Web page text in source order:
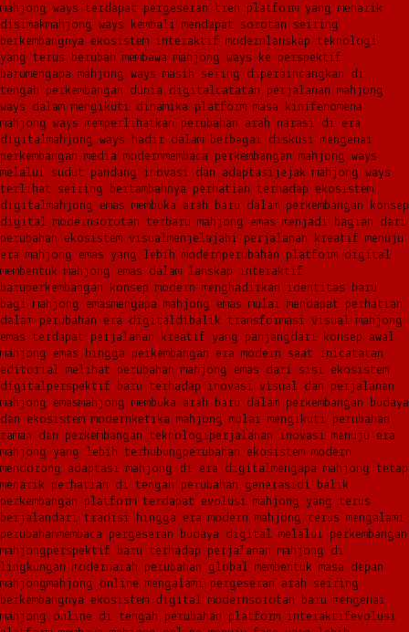
mahjong ways terdapat pergeseran tren platform yang menarik
disimakmahjong ways kembali mendapat sorotan seiring
berkembangnya ekosistem interaktif modernlanskap teknologi
yang terus berubah membawa mahjong ways ke perspektif
barumengapa mahjong ways masih sering diperbincangkan di
tengah perkembangan dunia digitalcatatan perjalanan mahjong
ways dalam mengikuti dinamika platform masa kinifenomena
mahjong ways memperlihatkan perubahan arah narasi di era
digitalmahjong ways hadir dalam berbagai diskusi mengenai
perkembangan media modernmembaca perkembangan mahjong ways
melalui sudut pandang inovasi dan adaptasijejak mahjong ways
terlihat seiring bertambahnya perhatian terhadap ekosistem
digitalmahjong emas membuka arah baru dalam perkembangan konsep
digital modernsorotan terbaru mahjong emas menjadi bagian dari
perubahan ekosistem visualmenjelajahi perjalanan kreatif menuju
era mahjong emas yang lebih modernperubahan platform digital
membentuk mahjong emas dalam lanskap interaktif
baruperkembangan konsep modern menghadirkan identitas baru
bagi mahjong emasmengapa mahjong emas mulai mendapat perhatian
dalam perubahan era digitaldibalik transformasi visual mahjong
emas terdapat perjalanan kreatif yang panjangdari konsep awal
mahjong emas hingga perkembangan era modern saat inicatatan
editorial melihat perubahan mahjong emas dari sisi ekosistem
digitalperspektif baru terhadap inovasi visual dan perjalanan
mahjong emasmahjong membuka arah baru dalam perkembangan budaya
dan ekosistem modern ketika mahjong mulai mengikuti perubahan
zaman dan perkembangan teknologiperjalanan inovasi menuju era
mahjong yang lebih terhubungperubahan ekosistem modern
mendorong adaptasi mahjong di era digitalmengapa mahjong tetap
menarik perhatian di tengah perubahan generasidi balik
perkembangan platform terdapat evolusi mahjong yang terus
berjalandari tradisi hingga era modern mahjong terus mengalami
perubahanmembaca pergeseran budaya digital melalui perkembangan
mahjongperspektif baru terhadap perjalanan mahjong di
lingkungan modernarah perubahan global membentuk masa depan
mahjongmahjong online mengalami pergeseran arah seiring
berkembangnya ekosistem digital modernsorotan baru mengenai
mahjong online di tengah perubahan platform interaktifevolusi